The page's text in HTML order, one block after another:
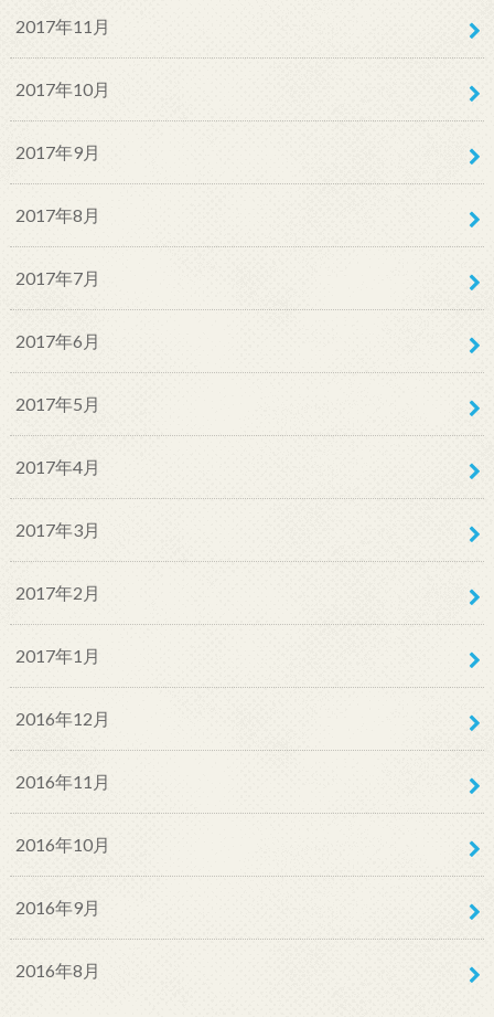
2017年11月
2017年10月
2017年9月
2017年8月
2017年7月
2017年6月
2017年5月
2017年4月
2017年3月
2017年2月
2017年1月
2016年12月
2016年11月
2016年10月
2016年9月
2016年8月